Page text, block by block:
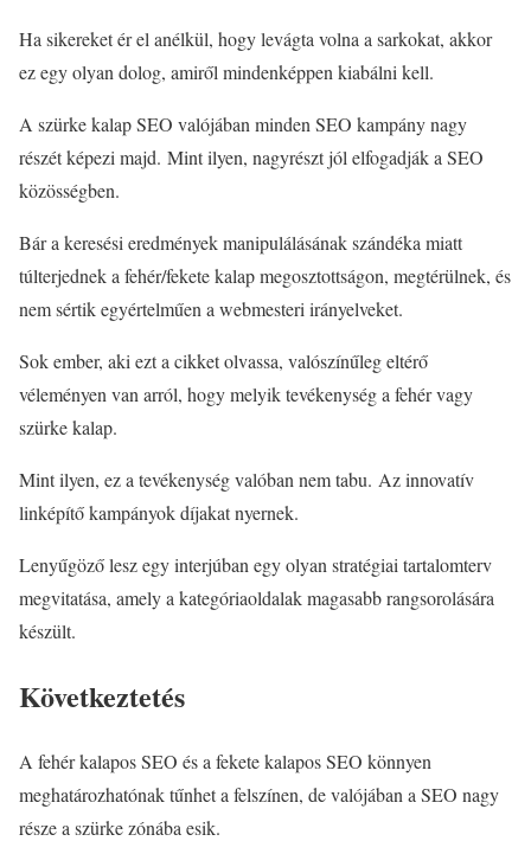
Ha sikereket ér el anélkül, hogy levágta volna a sarkokat, akkor
ez egy olyan dolog, amiről mindenképpen kiabálni kell.
A szürke kalap SEO valójában minden SEO kampány nagy
részét képezi majd. Mint ilyen, nagyrészt jól elfogadják a SEO
közösségben.
Bár a keresési eredmények manipulálásának szándéka miatt
túlterjednek a fehér/fekete kalap megosztottságon, megtérülnek, és
nem sértik egyértelműen a webmesteri irányelveket.
Sok ember, aki ezt a cikket olvassa, valószínűleg eltérő
véleményen van arról, hogy melyik tevékenység a fehér vagy
szürke kalap.
Mint ilyen, ez a tevékenység valóban nem tabu. Az innovatív
linképítő kampányok díjakat nyernek.
Lenyűgöző lesz egy interjúban egy olyan stratégiai tartalomterv
megvitatása, amely a kategóriaoldalak magasabb rangsorolására
készült.
Következtetés
A fehér kalapos SEO és a fekete kalapos SEO könnyen
meghatározhatónak tűnhet a felszínen, de valójában a SEO nagy
része a szürke zónába esik.